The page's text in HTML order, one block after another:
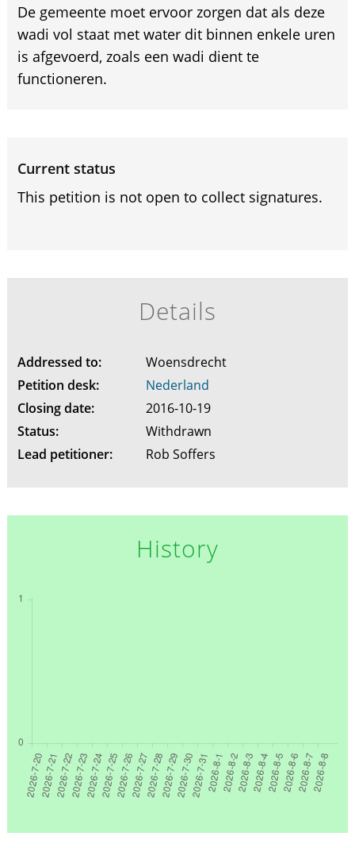
De gemeente moet ervoor zorgen dat als deze
wadi vol staat met water dit binnen enkele uren
is afgevoerd, zoals een wadi dient te
functioneren.
Current status
This petition is not open to collect signatures.
Details
Addressed to:
Woensdrecht
Petition desk:
Nederland
Closing date:
2016-10-19
Status:
Withdrawn
Lead petitioner:
Rob Soffers
History